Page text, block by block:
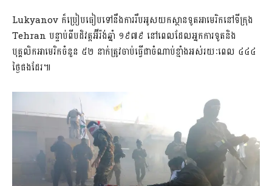
Lukyanov ក៏ប្រៀបធៀបទៅនឹងការរឹបអូសយកស្ថានទូតអាមេរិកនៅទីក្រុង
Tehran បន្ទាប់ពីបដិវត្តអ៊ីរ៉ង់ឆ្នាំ ១៩៧៩ នៅពេលដែលអ្នកការទូតនិង
បុគ្គលិកអាមេរិកចំនួន ៥២ នាក់ត្រូវចាប់ធ្វើជាចំណាប់ខ្មាំងអស់រយៈពេល ៤៤៤
ថ្ងៃផងដែរ៕